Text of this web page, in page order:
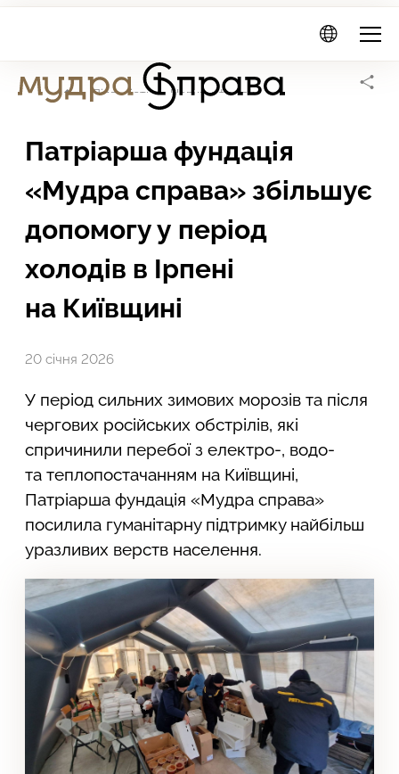
Мудра
Головна сторінка
Діяльність Новини фонду
Патріарша фундація
«Мудра справа» збільшує
допомогу у період
холодів в Ірпені
на Київщині
20 січня 2026
У період сильних зимових морозів та після
чергових російських обстрілів, які
спричинили перебої з електро-, водо-
та теплопостачанням на Київщині,
Патріарша фундація «Мудра справа»
посилила гуманітарну підтримку найбільш
уразливих верств населення.